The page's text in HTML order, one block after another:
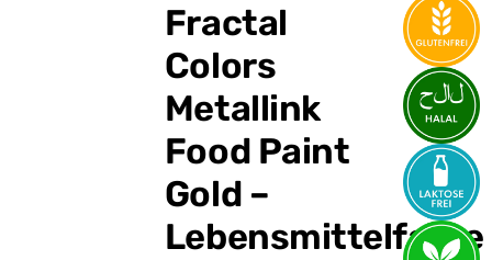
PartydekorationFractal
Colors
Metallink
Food Paint
Gold –
Lebensmittelfarbe